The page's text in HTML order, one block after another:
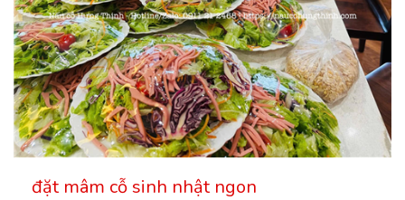
đặt mâm cỗ sinh nhật ngon